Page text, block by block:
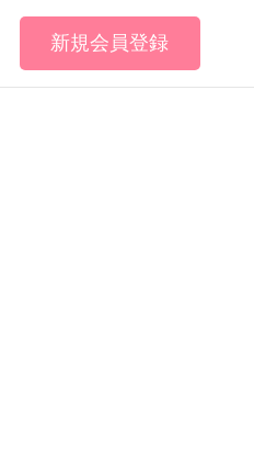
新規会員登録